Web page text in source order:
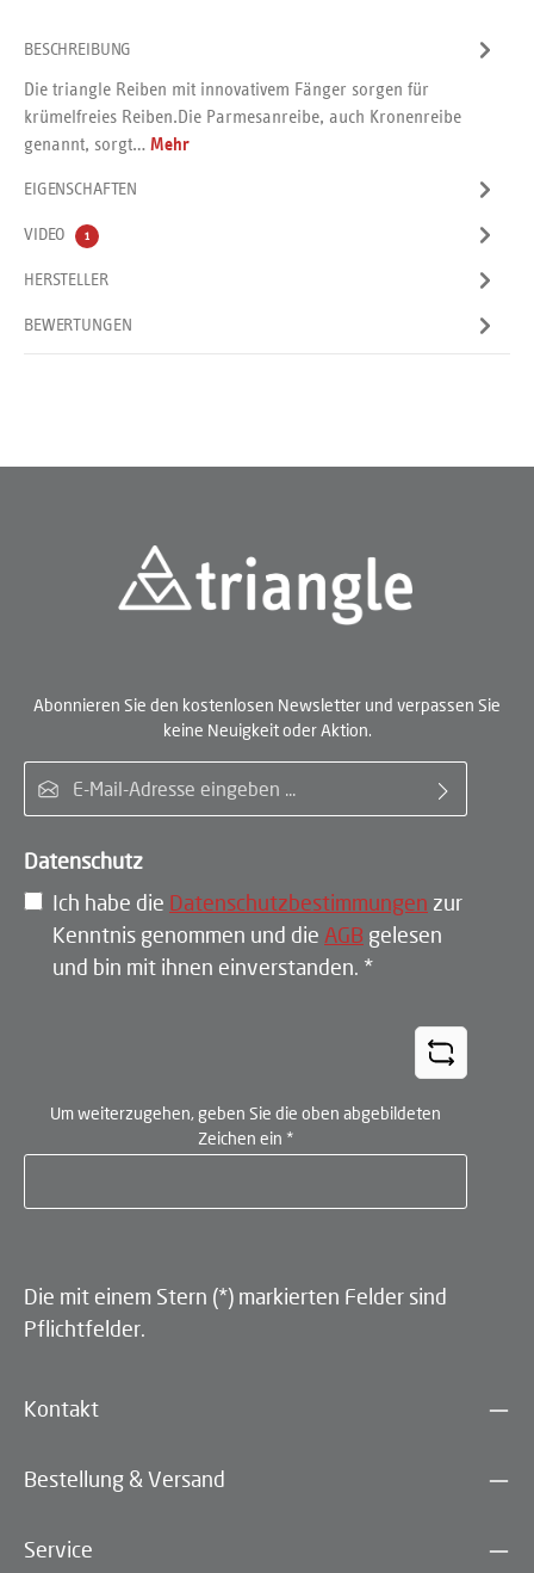
BESCHREIBUNG
Die triangle Reiben mit innovativem Fänger sorgen für
krümelfreies Reiben.Die Parmesanreibe, auch Kronenreibe
genannt, sorgt… Mehr
EIGENSCHAFTEN
VIDEO 1
HERSTELLER
BEWERTUNGEN
Abonnieren Sie den kostenlosen Newsletter und verpassen Sie
keine Neuigkeit oder Aktion.
Datenschutz
Ich habe die Datenschutzbestimmungen zur
Kenntnis genommen und die AGB gelesen
und bin mit ihnen einverstanden. *
Um weiterzugehen, geben Sie die oben abgebildeten
Zeichen ein *
Die mit einem Stern (*) markierten Felder sind
Pflichtfelder.
Kontakt
Bestellung & Versand
Service